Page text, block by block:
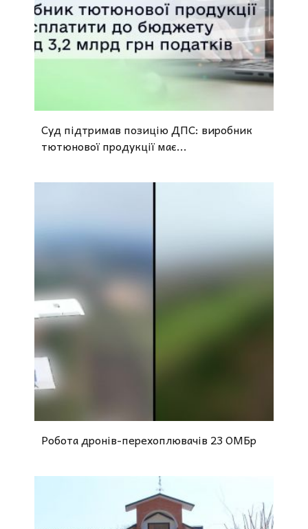
Суд підтримав позицію ДПС: виробник
тютюнової продукції має...
Робота дронів-перехоплювачів 23 ОМБр